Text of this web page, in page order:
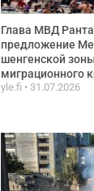
Глава МВД
предложение
шенгенской
миграционного
yle.fi 31.07.2026